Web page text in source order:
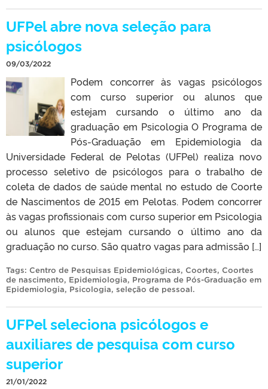
UFPel abre nova seleção para
psicólogos
09/03/2022
Podem concorrer às vagas psicólogos
com curso superior ou alunos que
estejam cursando o último ano da
graduação em Psicologia O Programa de
Pós-Graduação em Epidemiologia da
Universidade Federal de Pelotas (UFPel) realiza novo
processo seletivo de psicólogos para o trabalho de
coleta de dados de saúde mental no estudo de Coorte
de Nascimentos de 2015 em Pelotas. Podem concorrer
às vagas profissionais com curso superior em Psicologia
ou alunos que estejam cursando o último ano da
graduação no curso. São quatro vagas para admissão […]
Tags: Centro de Pesquisas Epidemiológicas, Coortes, Coortes
de nascimento, Epidemiologia, Programa de Pós-Graduação em
Epidemiologia, Psicologia, seleção de pessoal.
UFPel seleciona psicólogos e
auxiliares de pesquisa com curso
superior
21/01/2022